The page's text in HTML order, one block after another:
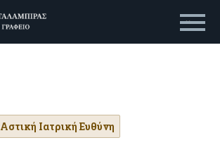
Primary Menu
Αστική Ιατρική Ευθύνη